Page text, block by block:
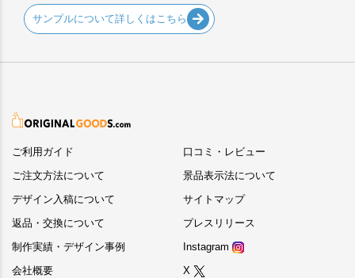
サンプルについて詳しくはこちら
ご利用ガイド
ご注文方法について
デザイン入稿について
返品・交換について
制作実績・デザイン事例
会社概要
口コミ・レビュー
景品表示法について
サイトマップ
プレスリリース
Instagram
X